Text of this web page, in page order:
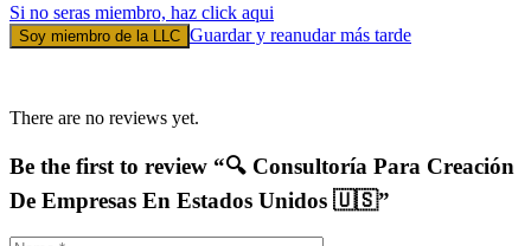
Si no seras miembro, haz click aqui
Soy miembro de la LLC Guardar y reanudar más tarde
There are no reviews yet.
Be the first to review “🔍 Consultoría Para Creación
De Empresas En Estados Unidos 🇺🇸”